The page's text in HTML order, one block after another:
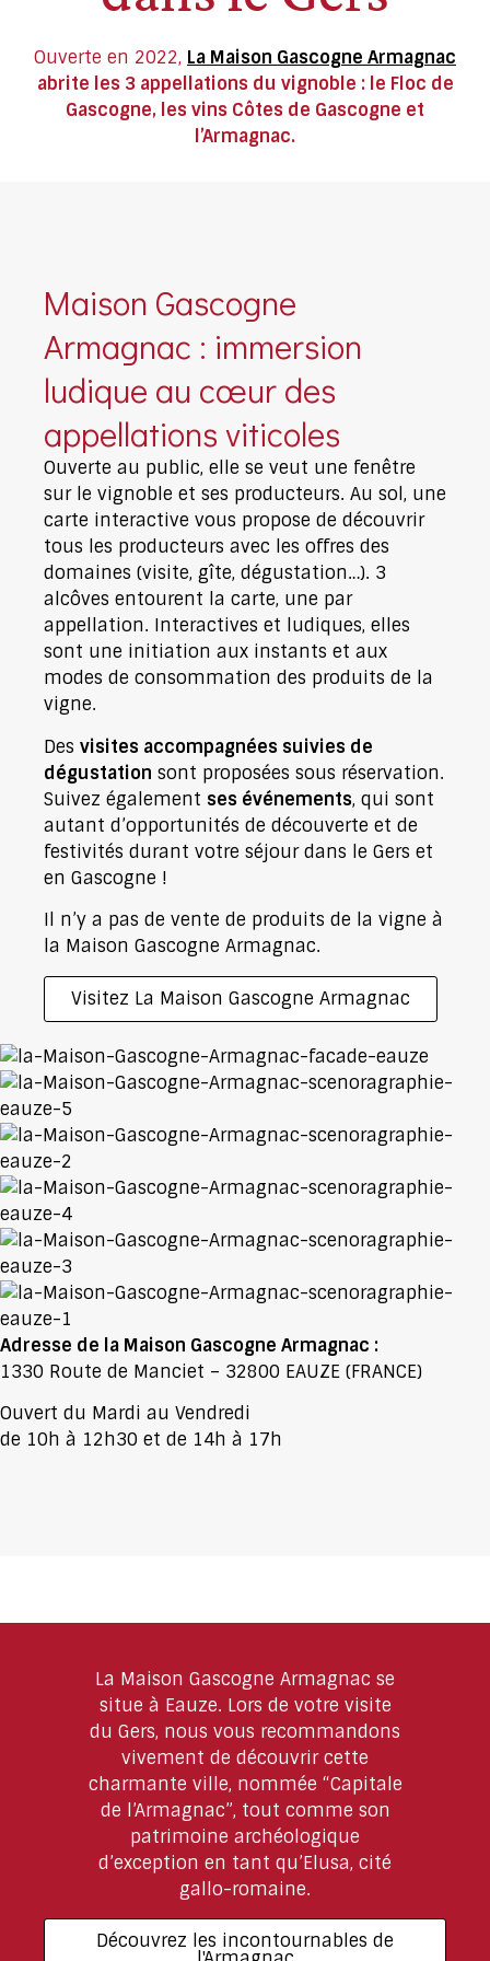
Ouverte en 2022, La Maison Gascogne Armagnac
abrite les 3 appellations du vignoble : le Floc de
Gascogne, les vins Côtes de Gascogne et
l’Armagnac.
Maison Gascogne
Armagnac : immersion
ludique au cœur des
appellations viticoles
Ouverte au public, elle se veut une fenêtre
sur le vignoble et ses producteurs. Au sol, une
carte interactive vous propose de découvrir
tous les producteurs avec les offres des
domaines (visite, gîte, dégustation…). 3
alcôves entourent la carte, une par
appellation. Interactives et ludiques, elles
sont une initiation aux instants et aux
modes de consommation des produits de la
vigne.
Des visites accompagnées suivies de
dégustation sont proposées sous réservation.
Suivez également ses événements, qui sont
autant d’opportunités de découverte et de
festivités durant votre séjour dans le Gers et
en Gascogne !
Il n’y a pas de vente de produits de la vigne à
la Maison Gascogne Armagnac.
Visitez La Maison Gascogne Armagnac
Adresse de la Maison Gascogne Armagnac :
1330 Route de Manciet – 32800 EAUZE (FRANCE)
Ouvert du Mardi au Vendredi
de 10h à 12h30 et de 14h à 17h
La Maison Gascogne Armagnac se
situe à Eauze. Lors de votre visite
du Gers, nous vous recommandons
vivement de découvrir cette
charmante ville, nommée “Capitale
de l’Armagnac”, tout comme son
patrimoine archéologique
d’exception en tant qu’Elusa, cité
gallo-romaine.
Découvrez les incontournables de